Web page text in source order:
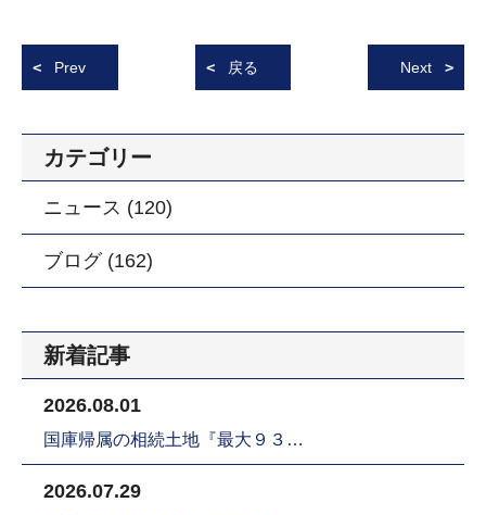
Prev 戻る Next
カテゴリー
ニュース (120)
ブログ (162)
新着記事
2026.08.01
国庫帰属の相続土地『最大９３…
2026.07.29